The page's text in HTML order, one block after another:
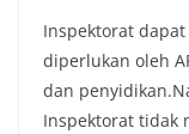
Inspektorat
diperlukan oleh
dan
Inspektorat tidak